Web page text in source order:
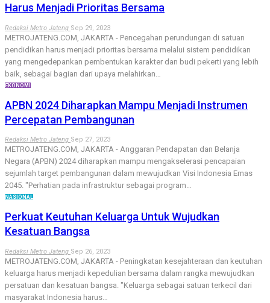
Harus Menjadi Prioritas Bersama
Redaksi Metro Jateng Sep 29, 2023
METROJATENG.COM, JAKARTA - Pencegahan perundungan di satuan
pendidikan harus menjadi prioritas bersama melalui sistem pendidikan
yang mengedepankan pembentukan karakter dan budi pekerti yang lebih
baik, sebagai bagian dari upaya melahirkan…
EKONOMI
APBN 2024 Diharapkan Mampu Menjadi Instrumen
Percepatan Pembangunan
Redaksi Metro Jateng Sep 27, 2023
METROJATENG.COM, JAKARTA - Anggaran Pendapatan dan Belanja
Negara (APBN) 2024 diharapkan mampu mengakselerasi pencapaian
sejumlah target pembangunan dalam mewujudkan Visi Indonesia Emas
2045. "Perhatian pada infrastruktur sebagai program…
NASIONAL
Perkuat Keutuhan Keluarga Untuk Wujudkan
Kesatuan Bangsa
Redaksi Metro Jateng Sep 26, 2023
METROJATENG.COM, JAKARTA - Peningkatan kesejahteraan dan keutuhan
keluarga harus menjadi kepedulian bersama dalam rangka mewujudkan
persatuan dan kesatuan bangsa. "Keluarga sebagai satuan terkecil dari
masyarakat Indonesia harus…